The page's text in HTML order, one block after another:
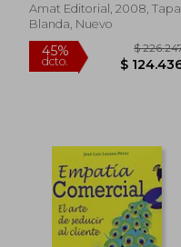
Amat Editorial, 2008, Tapa
Blanda, Nuevo